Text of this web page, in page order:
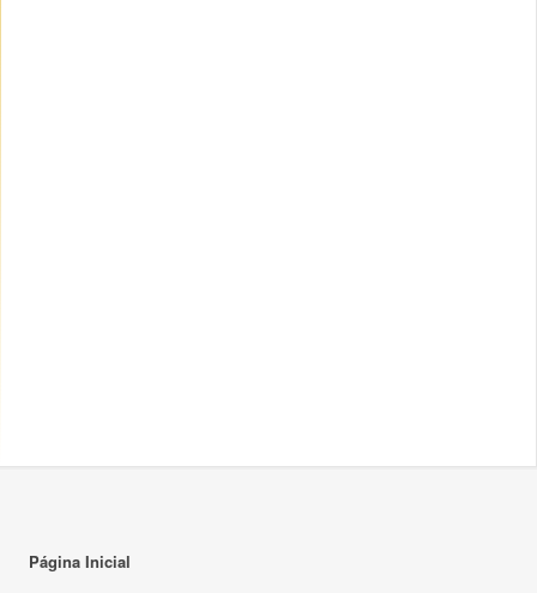
Página Inicial